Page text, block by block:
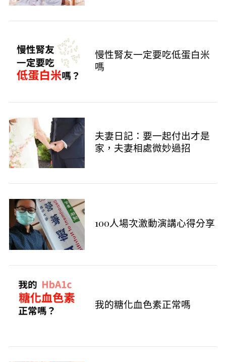
慢性腎友一定要吃低蛋白米
嗎
夫妻日記：要一起付出才是
家，夫妻相處微妙過招
100人場次激動演講心得分享
我的糖化血色素正常嗎
e
a
r
c
h
o
: